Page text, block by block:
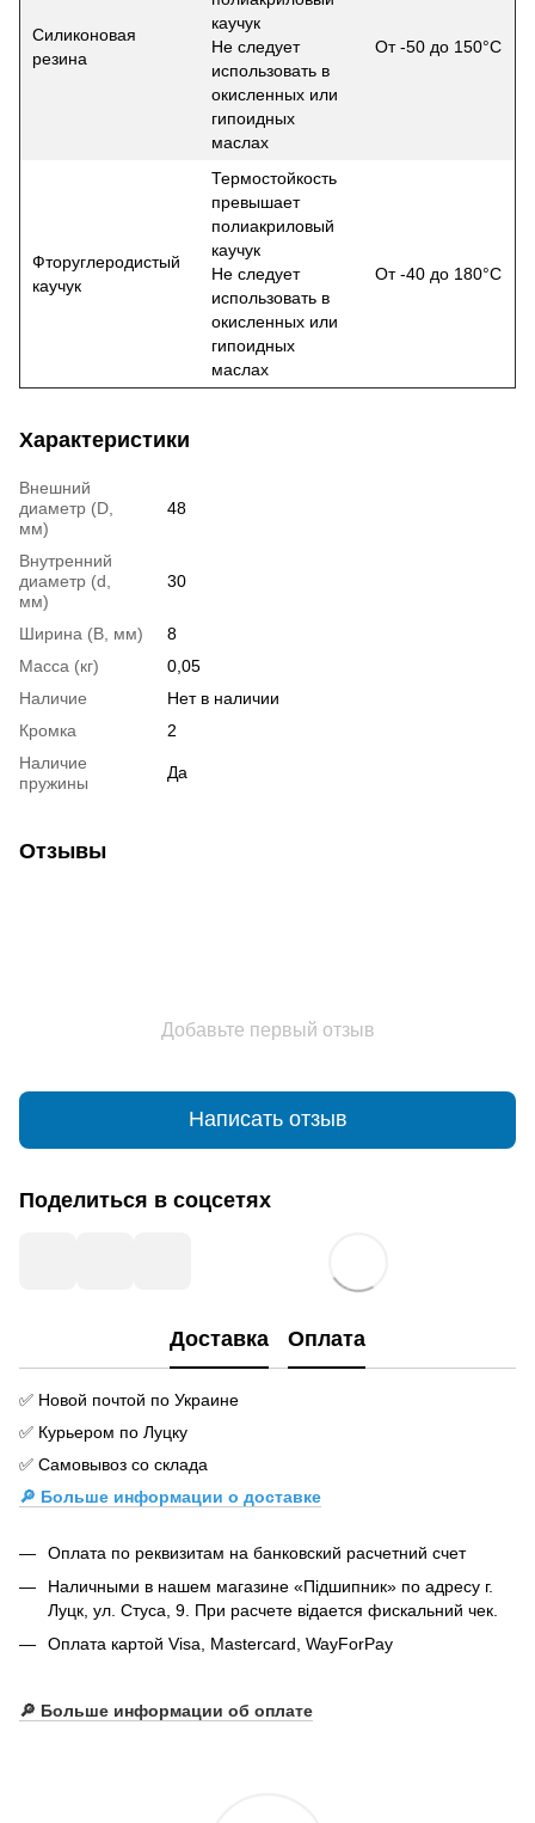
Силиконовая
резина
каучук
Не следует
использовать в
окисленных или
гипоидных
маслах
От -50 до 150°С
Фторуглеродистый
каучук
Термостойкость
превышает
полиакриловый
каучук
Не следует
использовать в
окисленных или
гипоидных
маслах
От -40 до 180°С
Характеристики
Внешний
диаметр (D,
мм)
48
Внутренний
диаметр (d,
мм)
30
Ширина (B, мм)
8
Масса (кг)
0,05
Наличие
Нет в наличии
Кромка
2
Наличие
пружины
Да
Отзывы
Добавьте первый отзыв
Написать отзыв
Поделиться в соцсетях
Доставка Оплата
✅ Новой почтой по Украине
✅ Курьером по Луцку
✅ Самовывоз со склада
🔎 Больше информации о доставке
Оплата по реквизитам на банковский расчетний счет
Наличными в нашем магазине «Підшипник» по адресу г.
Луцк, ул. Стуса, 9. При расчете відается фискальний чек.
Оплата картой Visa, Mastercard, WayForPay
🔎 Больше информации об оплате